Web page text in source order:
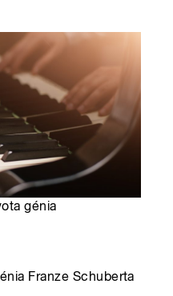
génia
Franze Schuberta